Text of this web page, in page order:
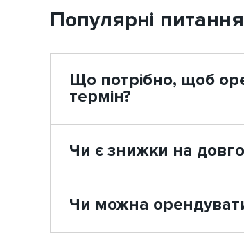
Популярні
Що потрібно, щоб
термін?
Чи є знижки на
Чи можна